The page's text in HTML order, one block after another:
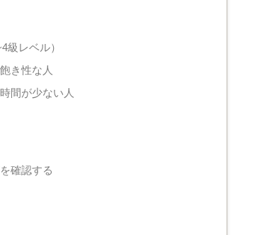
級レベル）
き性な人
間が少ない人
確認する